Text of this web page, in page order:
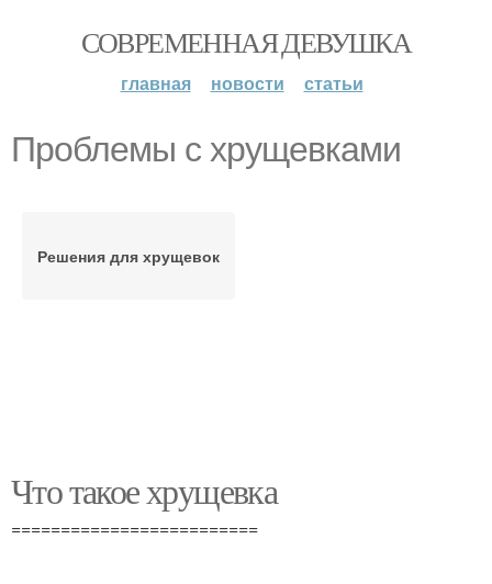
СОВРЕМЕННАЯ ДЕВУШКА
главная новости статьи
Проблемы с хрущевками
Решения для хрущевок
Что такое хрущевка
=========================